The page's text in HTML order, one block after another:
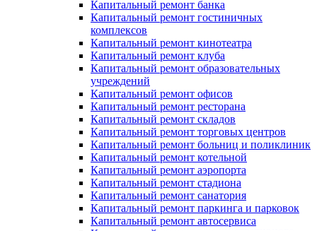
Капитальный ремонт банка
Капитальный ремонт гостиничных
комплексов
Капитальный ремонт кинотеатра
Капитальный ремонт клуба
Капитальный ремонт образовательных
учреждений
Капитальный ремонт офисов
Капитальный ремонт ресторана
Капитальный ремонт складов
Капитальный ремонт торговых центров
Капитальный ремонт больниц и поликлиник
Капитальный ремонт котельной
Капитальный ремонт аэропорта
Капитальный ремонт стадиона
Капитальный ремонт санатория
Капитальный ремонт паркинга и парковок
Капитальный ремонт автосервиса